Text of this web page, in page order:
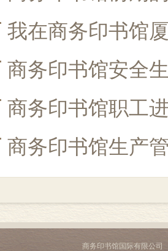
我在商务印书馆
商务印书馆安全
商务印书馆职工
商务印书馆生产
商务印书馆国际有限公司